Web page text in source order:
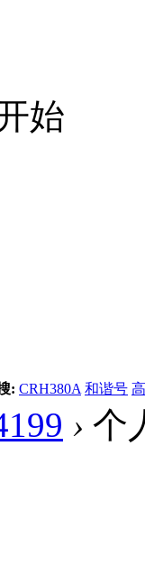
始
: CRH380A 和谐号
› 个